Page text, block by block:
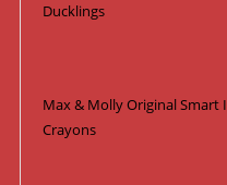
Ducklings
Max & Molly Original Smart
Crayons